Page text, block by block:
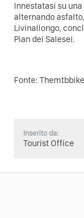
Innestatasi su
alternando
Livinallongo,
Pian dei Salesei.
Fonte:
Inserito da:
Tourist Office